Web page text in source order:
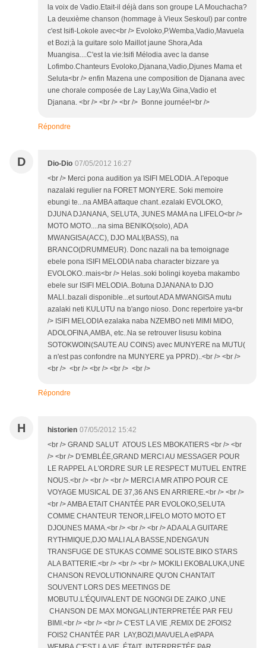
la voix de Vadio.Etait-il déjà dans son groupe LA Mouchacha?
La deuxième chanson (hommage à Vieux Seskoul) par contre
c'est Isifi-Lokole avec<br /> Evoloko,P.Wemba,Vadio,Mavuela
et Bozi;à la guitare solo Maillot jaune Shora,Ada
Muangisa....C'est la vie:Isifi Mélodia avec la danse
Lofimbo.Chanteurs Evoloko,Djanana,Vadio,Djunes Mama et
Seluta<br /> enfin Mazena une composition de Djanana avec
une chorale composée de Lay Lay,Wa Gina,Vadio et
Djanana. <br /> <br /> <br /> Bonne journée!<br />
Répondre
D Dio-Dio 07/05/2012 16:27
<br /> Merci pona audition ya ISIFI MELODIA..A l'epoque
nazalaki regulier na FORET MONYERE. Soki memoire
ebungi te...na AMBA attaque chant..ezalaki EVOLOKO,
DJUNA DJANANA, SELUTA, JUNES MAMA na LIFELO<br />
MOTO MOTO....na sima BENIKO(solo), ADA
MWANGISA(ACC), DJO MALI(BASS), na
BRANCO(DRUMMEUR). Donc nazali na ba temoignage
ebele pona ISIFI MELODIA naba character bizzare ya
EVOLOKO..mais<br /> Helas..soki bolingi koyeba makambo
ebele sur ISIFI MELODIA..Botuna DJANANA to DJO
MALI..bazali disponible...et surtout ADA MWANGISA mutu
azalaki neti KULUTU na b'ango nioso. Donc repertoire ya<br
/> ISIFI MELODIA ezalaka naba NZEMBO neti MIMI MIDO,
ADOLOFINA,AMBA, etc..Na se retrouver lisusu kobina
SOTOKWOIN(SAUTE AU COINS) avec MUNYERE na MUTU(
a n'est pas confondre na MUNYERE ya PPRD)..<br /> <br />
<br /> <br /> <br /> <br /> <br />
Répondre
H historien 07/05/2012 15:42
<br /> GRAND SALUT ATOUS LES MBOKATIERS <br /> <br
/> <br /> D'EMBLÉE,GRAND MERCI AU MESSAGER POUR
LE RAPPEL A L'ORDRE SUR LE RESPECT MUTUEL ENTRE
NOUS.<br /> <br /> <br /> MERCI A MR ATIPO POUR CE
VOYAGE MUSICAL DE 37,36 ANS EN ARRIERE.<br /> <br />
<br /> AMBA ETAIT CHANTÉE PAR EVOLOKO,SELUTA
COMME CHANTEUR TENOR,LIFELO MOTO MOTO ET
DJOUNES MAMA.<br /> <br /> <br /> ADA ALA GUITARE
RYTHMIQUE,DJO MALI ALA BASSE,NDENGA'UN
TRANSFUGE DE STUKAS COMME SOLISTE.BIKO STARS
ALA BATTERIE.<br /> <br /> <br /> MOKILI EKOBALUKA,UNE
CHANSON REVOLUTIONNAIRE QU'ON CHANTAIT
SOUVENT LORS DES MEETINGS DE
MOBUTU.L'ÉQUIVALENT DE NGONGI DE ZAIKO ,UNE
CHANSON DE MAX MONGALI,INTERPRETÉE PAR FEU
BIMI.<br /> <br /> <br /> C'EST LA VIE ,REMIX DE 2FOIS2
FOIS2 CHANTÉE PAR LAY,BOZI,MAVUELA etPAPA